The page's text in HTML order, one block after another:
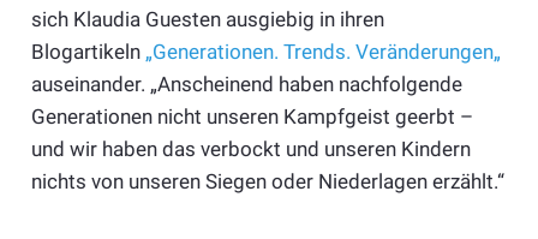
sich Klaudia Guesten ausgiebig in ihren
Blogartikeln „Generationen. Trends. Veränderungen„
auseinander. „Anscheinend haben nachfolgende
Generationen nicht unseren Kampfgeist geerbt –
und wir haben das verbockt und unseren Kindern
nichts von unseren Siegen oder Niederlagen erzählt.“